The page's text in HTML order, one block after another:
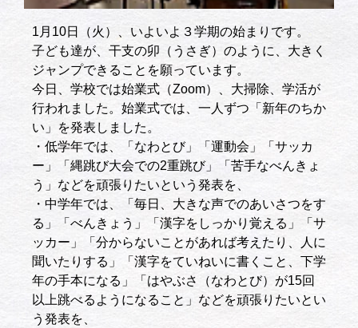
1月10日（火）、いよいよ３学期の始まりです。
子ども達が、干支の卯（うさぎ）のように、大きく
ジャンプできることを願っています。
今日、学校では始業式（Zoom）、大掃除、学活が
行われました。始業式では、一人ずつ「新年のちか
い」を発表しました。
・低学年では、「なわとび」「運動会」「サッカ
ー」「縄跳び大会での2重跳び」「苦手なべんきょ
う」などを頑張りたいという発表を、
・中学年では、「毎日、大きな声でのあいさつをす
る」「べんきょう」「漢字をしっかり覚える」「サ
ッカー」「分からないことがあれば考えたり、人に
聞いたりする」「漢字をていねいに書くこと、下学
年の手本になる」「はやぶさ（なわとび）が15回
以上跳べるようになること」などを頑張りたいとい
う発表を、